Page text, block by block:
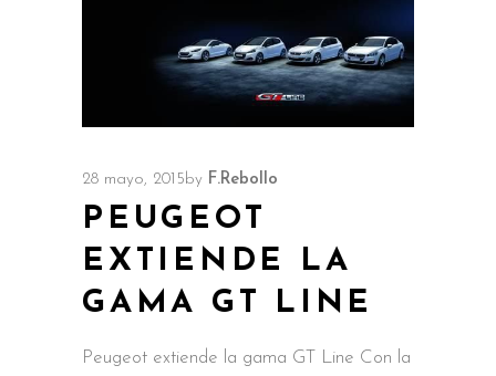
28 mayo, 2015 by F.Rebollo
PEUGEOT
EXTIENDE LA
GAMA GT LINE
Peugeot extiende la gama GT Line Con la